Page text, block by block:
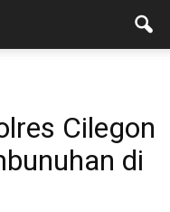
Cilegon
di